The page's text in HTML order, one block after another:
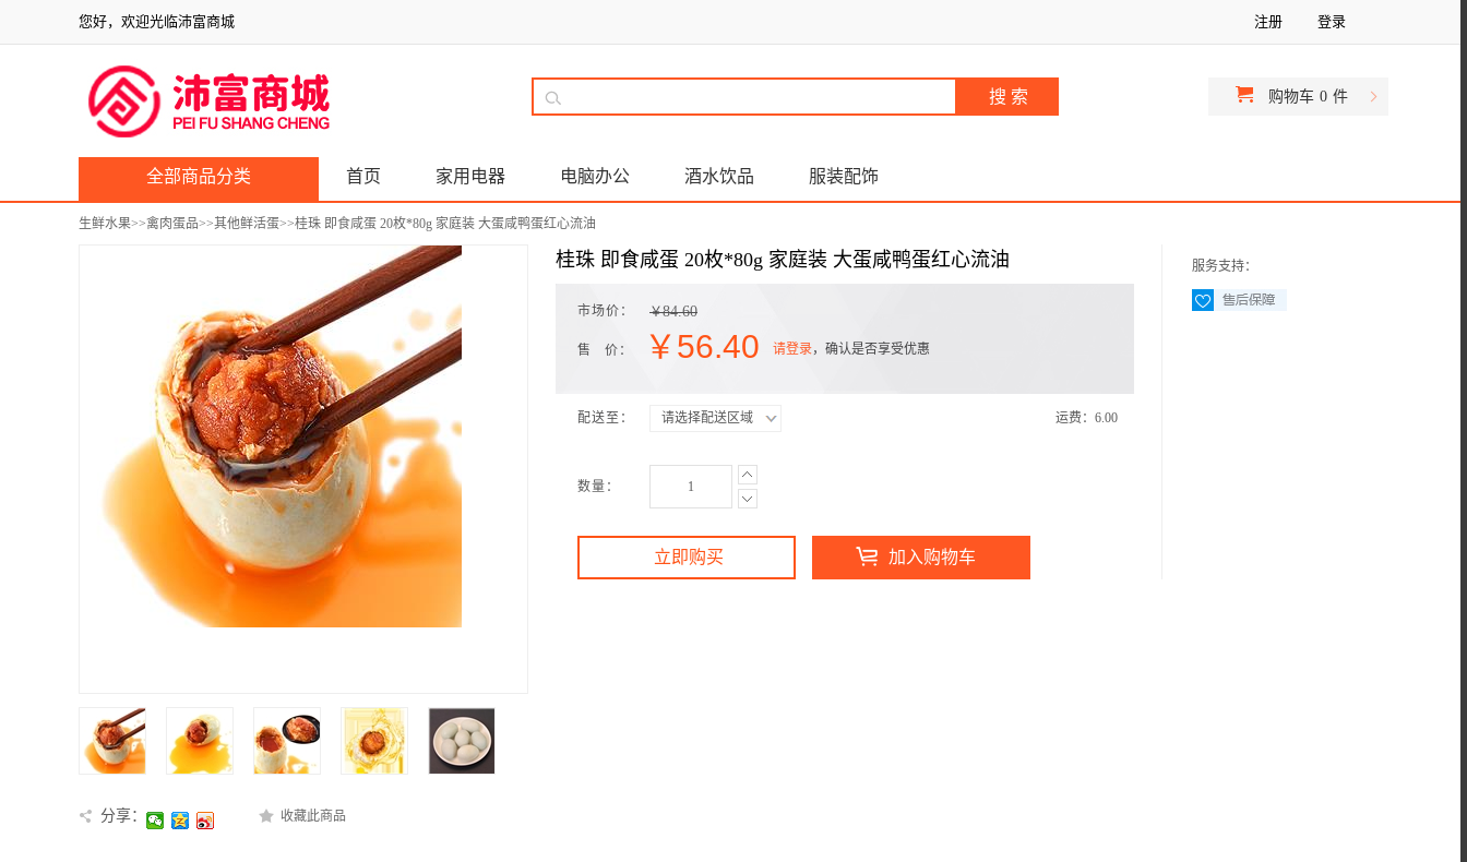
您好，欢迎光临沛富商城 注册 登录
购物车 0 件
全部商品分类 首页 家用电器 电脑办公 酒水饮品 服装配饰
生鲜水果>>禽肉蛋品>>其他鲜活蛋>>桂珠 即食咸蛋 20枚*80g 家庭装 大蛋咸鸭蛋红心流油
分享： 收藏此商品
桂珠 即食咸蛋 20枚*80g 家庭装 大蛋咸鸭蛋红心流油
市场价： ￥84.60
售 价： ￥56.40 请登录，确认是否享受优惠
配送至： 请选择配送区域 运费： 6.00
数量：
立即购买 加入购物车
服务支持：